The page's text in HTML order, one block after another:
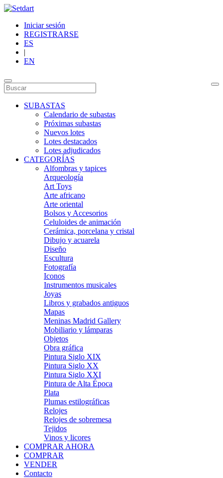
Iniciar sesión
REGISTRARSE
ES
|
EN
SUBASTAS
Calendario de subastas
Próximas subastas
Nuevos lotes
Lotes destacados
Lotes adjudicados
CATEGORÍAS
Alfombras y tapices
Arqueología
Art Toys
Arte africano
Arte oriental
Bolsos y Accesorios
Celuloides de animación
Cerámica, porcelana y cristal
Dibujo y acuarela
Diseño
Escultura
Fotografía
Iconos
Instrumentos musicales
Joyas
Libros y grabados antiguos
Mapas
Meninas Madrid Gallery
Mobiliario y lámparas
Objetos
Obra gráfica
Pintura Siglo XIX
Pintura Siglo XX
Pintura Siglo XXI
Pintura de Alta Época
Plata
Plumas estilográficas
Relojes
Relojes de sobremesa
Tejidos
Vinos y licores
COMPRAR AHORA
COMPRAR
VENDER
Contacto